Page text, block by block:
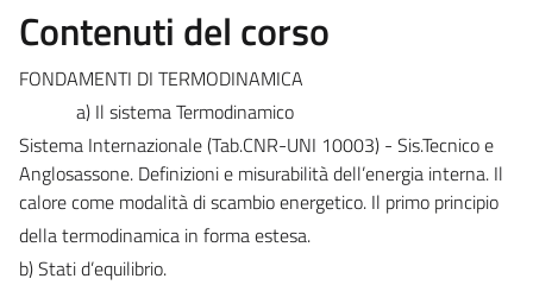
Contenuti del corso
FONDAMENTI DI TERMODINAMICA
a) Il sistema Termodinamico
Sistema Internazionale (Tab.CNR-UNI 10003) - Sis.Tecnico e
Anglosassone. Definizioni e misurabilità dell’energia interna. Il
calore come modalità di scambio energetico. Il primo principio
della termodinamica in forma estesa.
b) Stati d’equilibrio.